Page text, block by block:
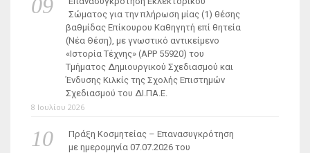
Σώματος για την πλήρωση μίας (1) θέσης
βαθμίδας Επίκουρου Καθηγητή επί θητεία
(Νέα Θέση), με γνωστικό αντικείμενο
«Ιστορία Τέχνης» (ΑΡΡ 55920) του
Τμήματος Δημιουργικού Σχεδιασμού και
Ένδυσης Κιλκίς της Σχολής Επιστημών
Σχεδιασμού του ΔΙ.ΠΑ.Ε.
8 Ιουλίου 2026
Πράξη Κοσμητείας – Επανασυγκρότηση
με ημερομηνία 07.07.2026 του